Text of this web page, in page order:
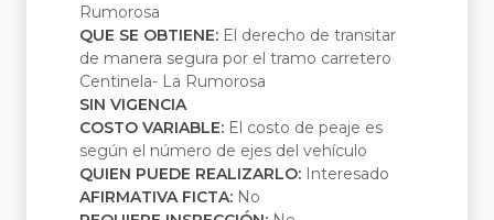
Rumorosa
QUE SE OBTIENE: El derecho de transitar
de manera segura por el tramo carretero
Centinela- La Rumorosa
SIN VIGENCIA
COSTO VARIABLE: El costo de peaje es
según el número de ejes del vehículo
QUIEN PUEDE REALIZARLO: Interesado
AFIRMATIVA FICTA: No